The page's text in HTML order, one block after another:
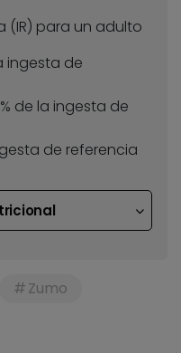
(IR) para un adulto
ingesta de
de la ingesta de
de referencia
Zumo